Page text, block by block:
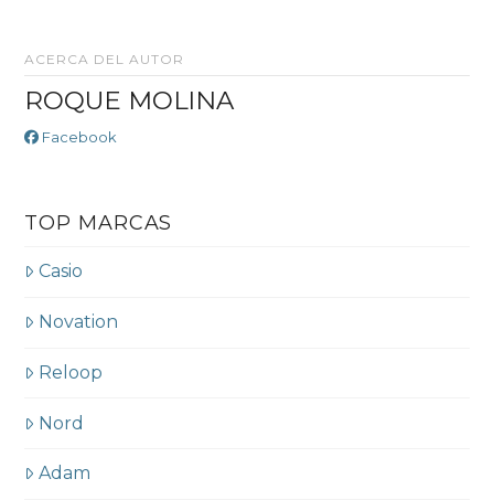
ACERCA DEL AUTOR
ROQUE MOLINA
Facebook
TOP MARCAS
Casio
Novation
Reloop
Nord
Adam